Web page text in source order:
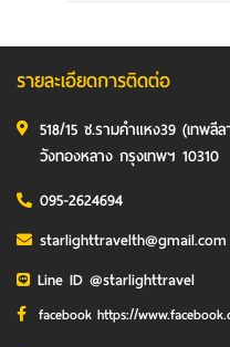
รายละเอียดการติดต่อ
518/15 ซ.รามคำแหง39 (เทพลี
วังทองหลาง กรุงเทพฯ 10310
095-2624694
starlighttravelth@gmail.com
Line ID @starlighttravel
facebook https://